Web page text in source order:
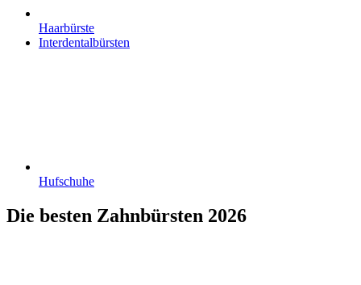
Haarbürste
Interdentalbürsten
Hufschuhe
Die besten Zahnbürsten 2026